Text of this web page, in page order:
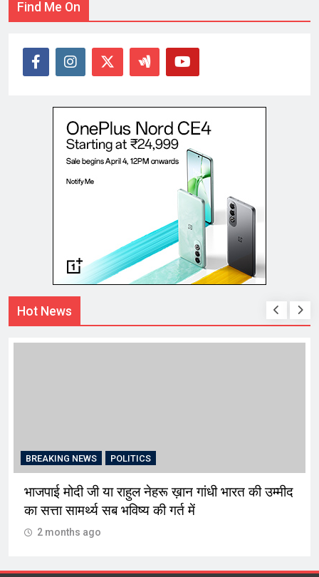
Find Me On
Hot News
BREAKING NEWS POLITICS
भाजपाई मोदी जी या राहुल नेहरू ख़ान गांधी भारत की उम्मीद
का सत्ता सामर्थ्य सब भविष्य की गर्त में
2 months ago